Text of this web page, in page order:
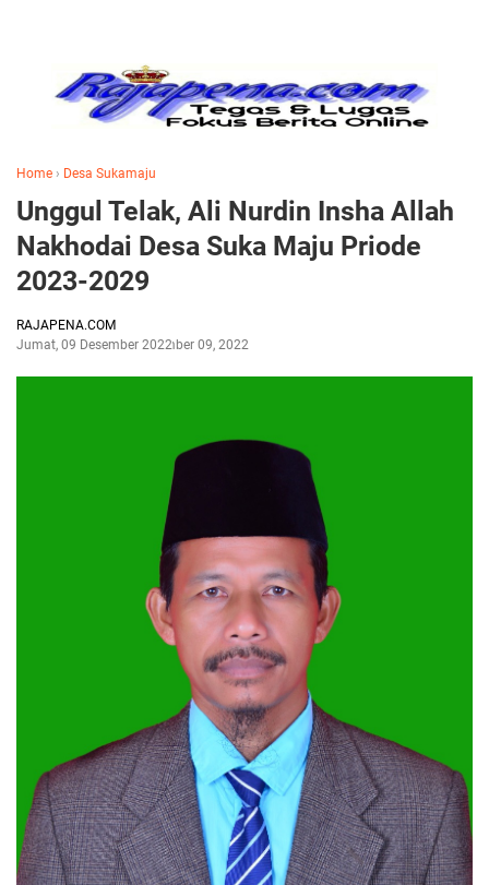
Home › Desa Sukamaju
Unggul Telak, Ali Nurdin Insha Allah
Nakhodai Desa Suka Maju Priode
2023-2029
RAJAPENA.COM
Jumat, 09 Desember 2022Desember 09, 2022